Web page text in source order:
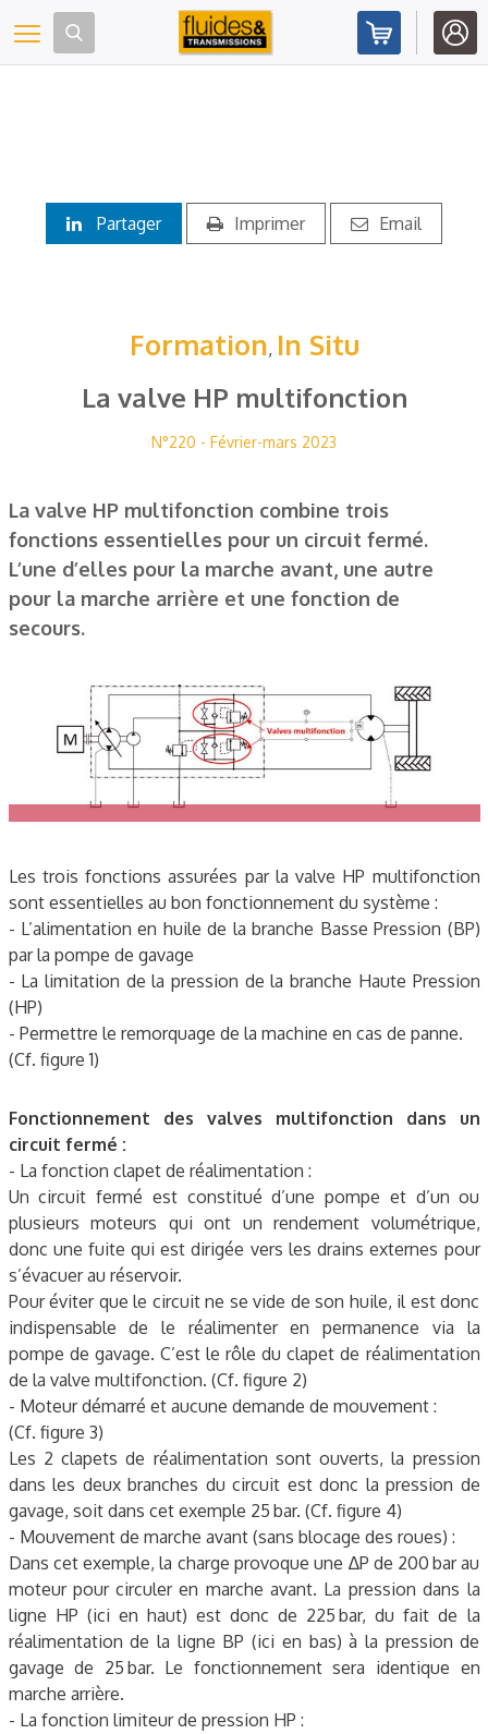
Toggle navigation
Partager Imprimer Email
Formation, In Situ
La valve HP multifonction
N°220 - Février-mars 2023
La valve HP multifonction combine trois
fonctions essentielles pour un circuit fermé.
L’une d’elles pour la marche avant, une autre
pour la marche arrière et une fonction de
secours.
Les trois fonctions assurées par la valve HP multifonction
sont essentielles au bon fonctionnement du système :
- L’alimentation en huile de la branche Basse Pression (BP)
par la pompe de gavage
- La limitation de la pression de la branche Haute Pression
(HP)
- Permettre le remorquage de la machine en cas de panne.
(Cf. figure 1)
Fonctionnement des valves multifonction dans un
circuit fermé :
- La fonction clapet de réalimentation :
Un circuit fermé est constitué d’une pompe et d’un ou
plusieurs moteurs qui ont un rendement volumétrique,
donc une fuite qui est dirigée vers les drains externes pour
s’évacuer au réservoir.
Pour éviter que le circuit ne se vide de son huile, il est donc
indispensable de le réalimenter en permanence via la
pompe de gavage. C’est le rôle du clapet de réalimentation
de la valve multifonction. (Cf. figure 2)
- Moteur démarré et aucune demande de mouvement :
(Cf. figure 3)
Les 2 clapets de réalimentation sont ouverts, la pression
dans les deux branches du circuit est donc la pression de
gavage, soit dans cet exemple 25 bar. (Cf. figure 4)
- Mouvement de marche avant (sans blocage des roues) :
Dans cet exemple, la charge provoque une ∆P de 200 bar au
moteur pour circuler en marche avant. La pression dans la
ligne HP (ici en haut) est donc de 225 bar, du fait de la
réalimentation de la ligne BP (ici en bas) à la pression de
gavage de 25 bar. Le fonctionnement sera identique en
marche arrière.
- La fonction limiteur de pression HP :
Panneau de gestion des cookies